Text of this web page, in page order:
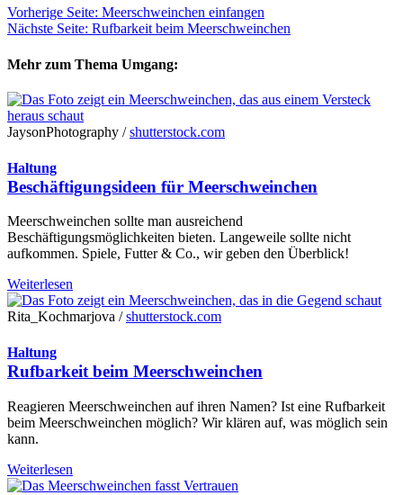
Vorherige Seite: Meerschweinchen einfangen
Nächste Seite: Rufbarkeit beim Meerschweinchen
Mehr zum Thema Umgang:
JaysonPhotography /shutterstock.com
Haltung
Beschäftigungsideen für Meerschweinchen
Meerschweinchen sollte man ausreichend
Beschäftigungsmöglichkeiten bieten. Langeweile sollte nicht
aufkommen. Spiele, Futter & Co., wir geben den Überblick!
Weiterlesen
Rita_Kochmarjova /shutterstock.com
Haltung
Rufbarkeit beim Meerschweinchen
Reagieren Meerschweinchen auf ihren Namen? Ist eine Rufbarkeit
beim Meerschweinchen möglich? Wir klären auf, was möglich sein
kann.
Weiterlesen